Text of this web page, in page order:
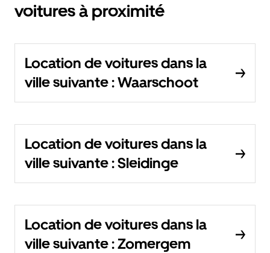
voitures à proximité
Location de voitures dans la
ville suivante : Waarschoot
Location de voitures dans la
ville suivante : Sleidinge
Location de voitures dans la
ville suivante : Zomergem